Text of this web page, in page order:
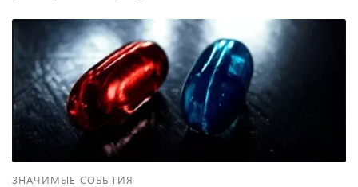
ЗНАЧИМЫЕ СОБЫТИЯ